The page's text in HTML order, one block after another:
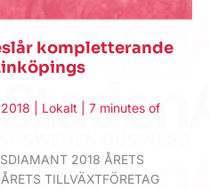
kompletterande
Lokalt
7 minutes of
2018 ÅRETS
TILLVÄXTFÖRETAG